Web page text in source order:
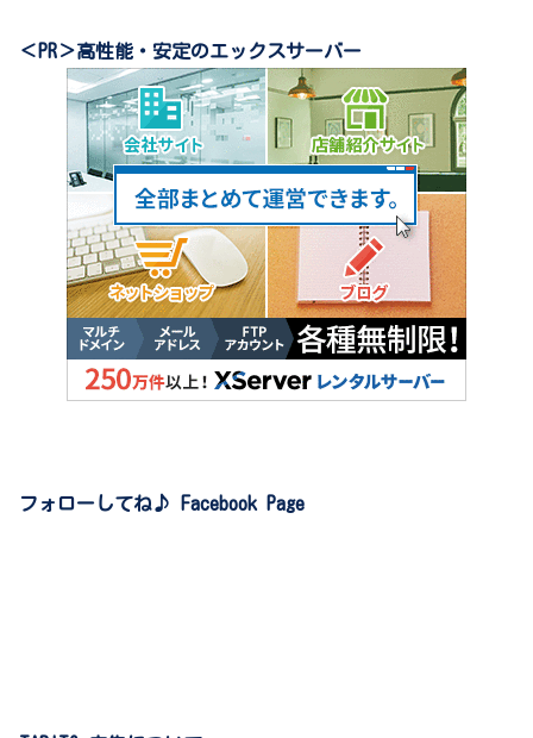
＜PR＞高性能・安定のエックスサーバー
フォローしてね♪ Facebook Page